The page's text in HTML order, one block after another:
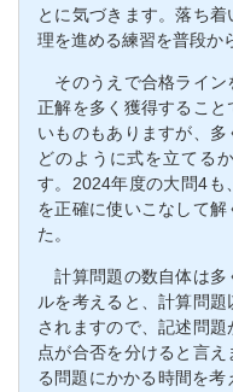
とに気づきます。落ち
理を進める練習を普段か
そのうえで合格ライン
正解を多く獲得するこ
いものもありますが、多
どのように式を立てる
す。2024年度の大問4も
を正確に使いこなして
た。
計算問題の数自体は多
ルを考えると、計算問
されますので、記述問
点が合否を分けると言
る問題にかかる時間を